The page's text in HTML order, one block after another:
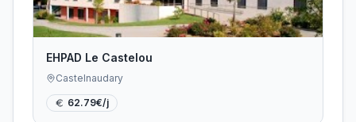
EHPAD Le Castelou
Castelnaudary
62.79€/j